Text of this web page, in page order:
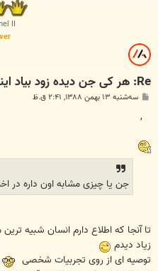
II
Re: هر کی جن دیده زود بیاد اینجا!!!!!!!!!!!!!!!!!!!
پ سه‌شنبه ۱۳ بهمن ۱۳۸۸, ۲:۴۱ ق.ظ
جن یا چیزی مشابه اون داره در
تا آنجا که اطلاع دارم انسان شبیه
زیاد دیدم
توصیه ای از روی تجربیات شخصی